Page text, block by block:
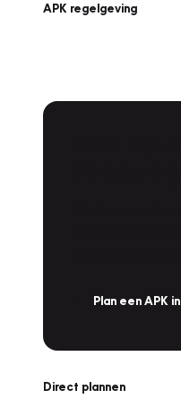
APK regelgeving
Plan een APK in
Direct plannen